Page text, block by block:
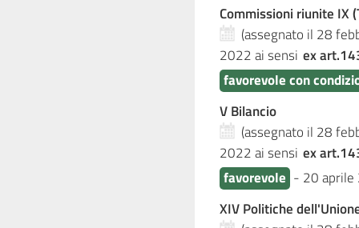
Commissioni riunite IX
(assegnato il 28
2022ai sensi ex
favorevole con
V Bilancio
(assegnato il 28
2022ai sensi ex
favorevole - 20
XIV Politiche